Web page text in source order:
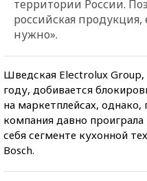
территории России.
российская
нужно».
Шведская Electrolux
году, добивается
на маркетплейсах,
компания давно
себя сегменте кухонной
Bosch.